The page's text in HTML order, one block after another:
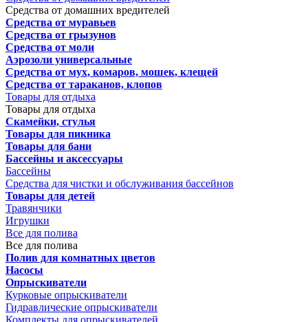
Средства от домашних вредителей
Средства от муравьев
Средства от грызунов
Средства от моли
Аэрозоли универсальные
Средства от мух, комаров, мошек, клещей
Средства от тараканов, клопов
Товары для отдыха
Товары для отдыха
Скамейки, стулья
Товары для пикника
Товары для бани
Бассейны и аксессуары
Бассейны
Средства для чистки и обслуживания бассейнов
Товары для детей
Травянчики
Игрушки
Все для полива
Все для полива
Полив для комнатных цветов
Насосы
Опрыскиватели
Курковые опрыскиватели
Гидравлические опрыскиватели
Комплекты для опрыскивателей